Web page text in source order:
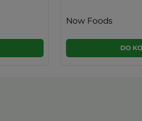
Now Foods
DO